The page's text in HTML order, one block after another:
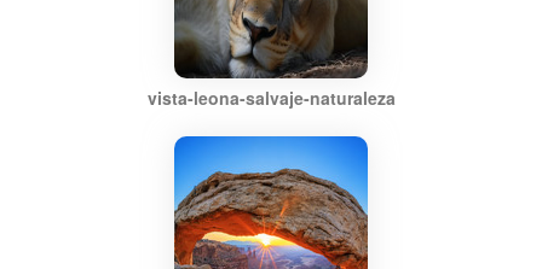
vista-leona-salvaje-naturaleza